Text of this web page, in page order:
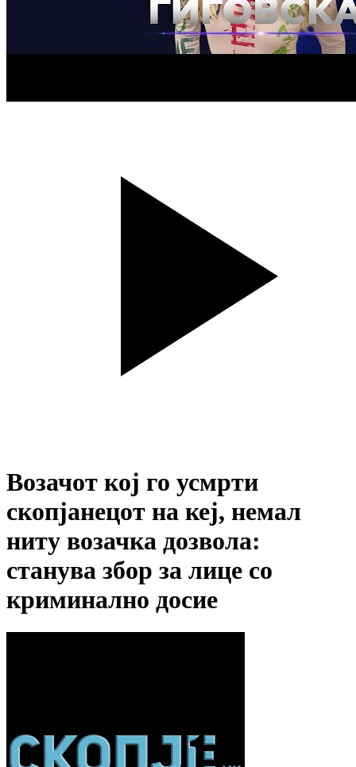
Возачот кој го усмрти
скопјанецот на кеј, немал
ниту возачка дозвола:
станува збор за лице со
криминално досие